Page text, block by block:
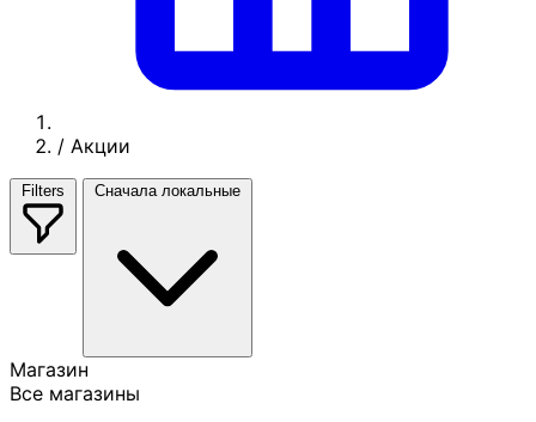
/ Акции
Filters Сначала локальные
Магазин
Все магазины